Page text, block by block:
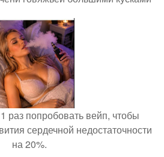
раз попробовать вейп, чтобы
сердечной недостаточности
на 20%.